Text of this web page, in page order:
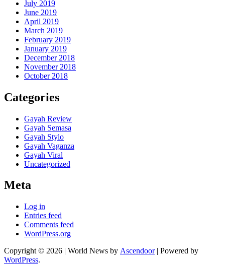
July 2019
June 2019
April 2019
March 2019
February 2019
January 2019
December 2018
November 2018
October 2018
Categories
Gayah Review
Gayah Semasa
Gayah Stylo
Gayah Vaganza
Gayah Viral
Uncategorized
Meta
Log in
Entries feed
Comments feed
WordPress.org
Copyright © 2026 | World News by Ascendoor| Powered by
WordPress.